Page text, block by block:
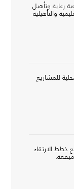
رعاية وتأهيل
والتأهيلية
للمشاريع
الارتقاء